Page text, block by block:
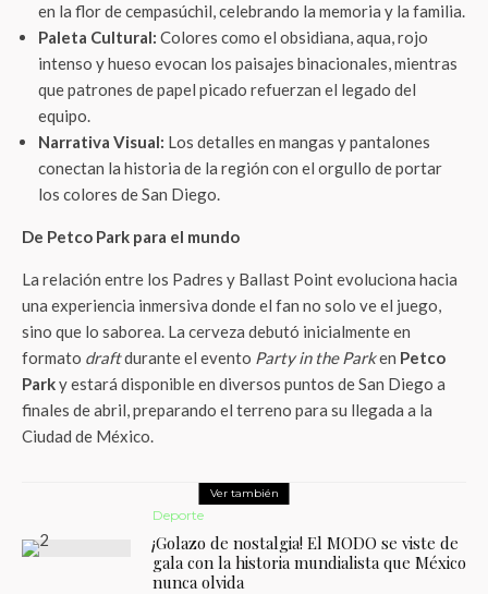
en la flor de cempasúchil, celebrando la memoria y la familia.
Paleta Cultural: Colores como el obsidiana, aqua, rojo
intenso y hueso evocan los paisajes binacionales, mientras
que patrones de papel picado refuerzan el legado del
equipo.
Narrativa Visual: Los detalles en mangas y pantalones
conectan la historia de la región con el orgullo de portar
los colores de San Diego.
De Petco Park para el mundo
La relación entre los Padres y Ballast Point evoluciona hacia
una experiencia inmersiva donde el fan no solo ve el juego,
sino que lo saborea. La cerveza debutó inicialmente en
formato draftdurante el evento Party in the Parken Petco
Parky estará disponible en diversos puntos de San Diego a
finales de abril, preparando el terreno para su llegada a la
Ciudad de México.
Ver también
Deporte
¡Golazo de nostalgia! El MODO se viste de
gala con la historia mundialista que México
nunca olvida